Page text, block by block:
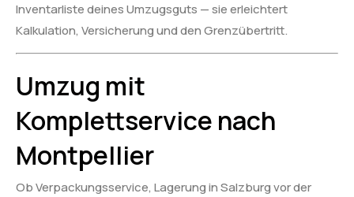
Inventarliste deines Umzugsguts — sie erleichtert
Kalkulation, Versicherung und den Grenzübertritt.
Umzug mit
Komplettservice nach
Montpellier
Ob Verpackungsservice, Lagerung in Salzburg vor der